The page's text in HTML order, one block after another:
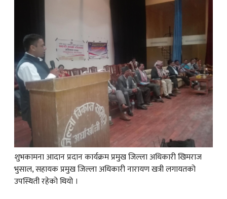
शुभकामना आदान प्रदान कार्यक्रम प्रमुख जिल्ला अधिकारी खिमराज
भुसाल, सहायक प्रमुख जिल्ला अधिकारी नारायण खत्री लगायतको
उपस्थिती रहेको थियो ।